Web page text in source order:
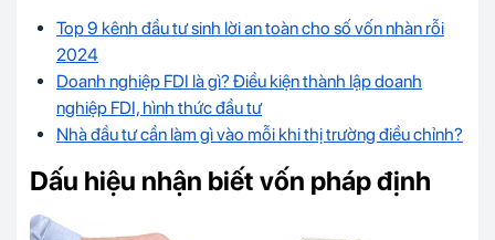
Top 9 kênh đầu tư sinh lời an toàn cho số vốn nhàn rỗi
2024
Doanh nghiệp FDI là gì? Điều kiện thành lập doanh
nghiệp FDI, hình thức đầu tư
Nhà đầu tư cần làm gì vào mỗi khi thị trường điều chỉnh?
Dấu hiệu nhận biết vốn pháp định